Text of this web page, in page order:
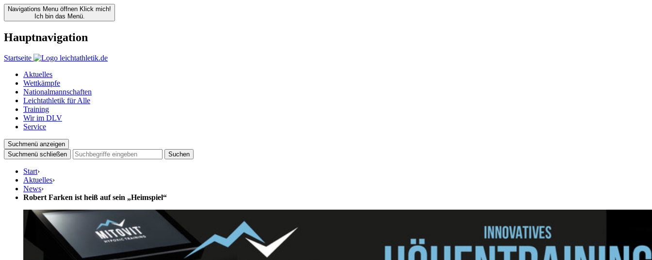
Navigations Menu öffnen Klick mich!
Ich bin das Menü.
Hauptnavigation
Startseite
Aktuelles
Wettkämpfe
Nationalmannschaften
Leichtathletik für Alle
Training
Wir im DLV
Service
Suchmenü anzeigen
Suchmenü schließen
Suchen
Start›
Aktuelles›
News›
Robert Farken ist heiß auf sein „Heimspiel“